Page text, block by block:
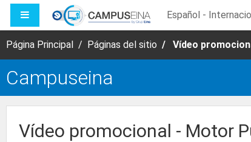
Salta al contenido principal
PANEL LATERAL Español -
Página Principal Páginas del sitio Vídeo
Campuseina
Vídeo promocional - Motor